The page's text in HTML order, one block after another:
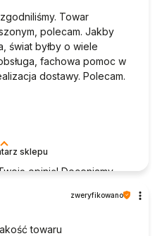
sklepu
opinię! Doceniamy
szczęśliwi, że mamy
obsługa sklepu.
Towar
polecam. Jakby
świat byłby o wiele
fachowa pomoc w
dostawy. Polecam.
zweryfikowano
towaru